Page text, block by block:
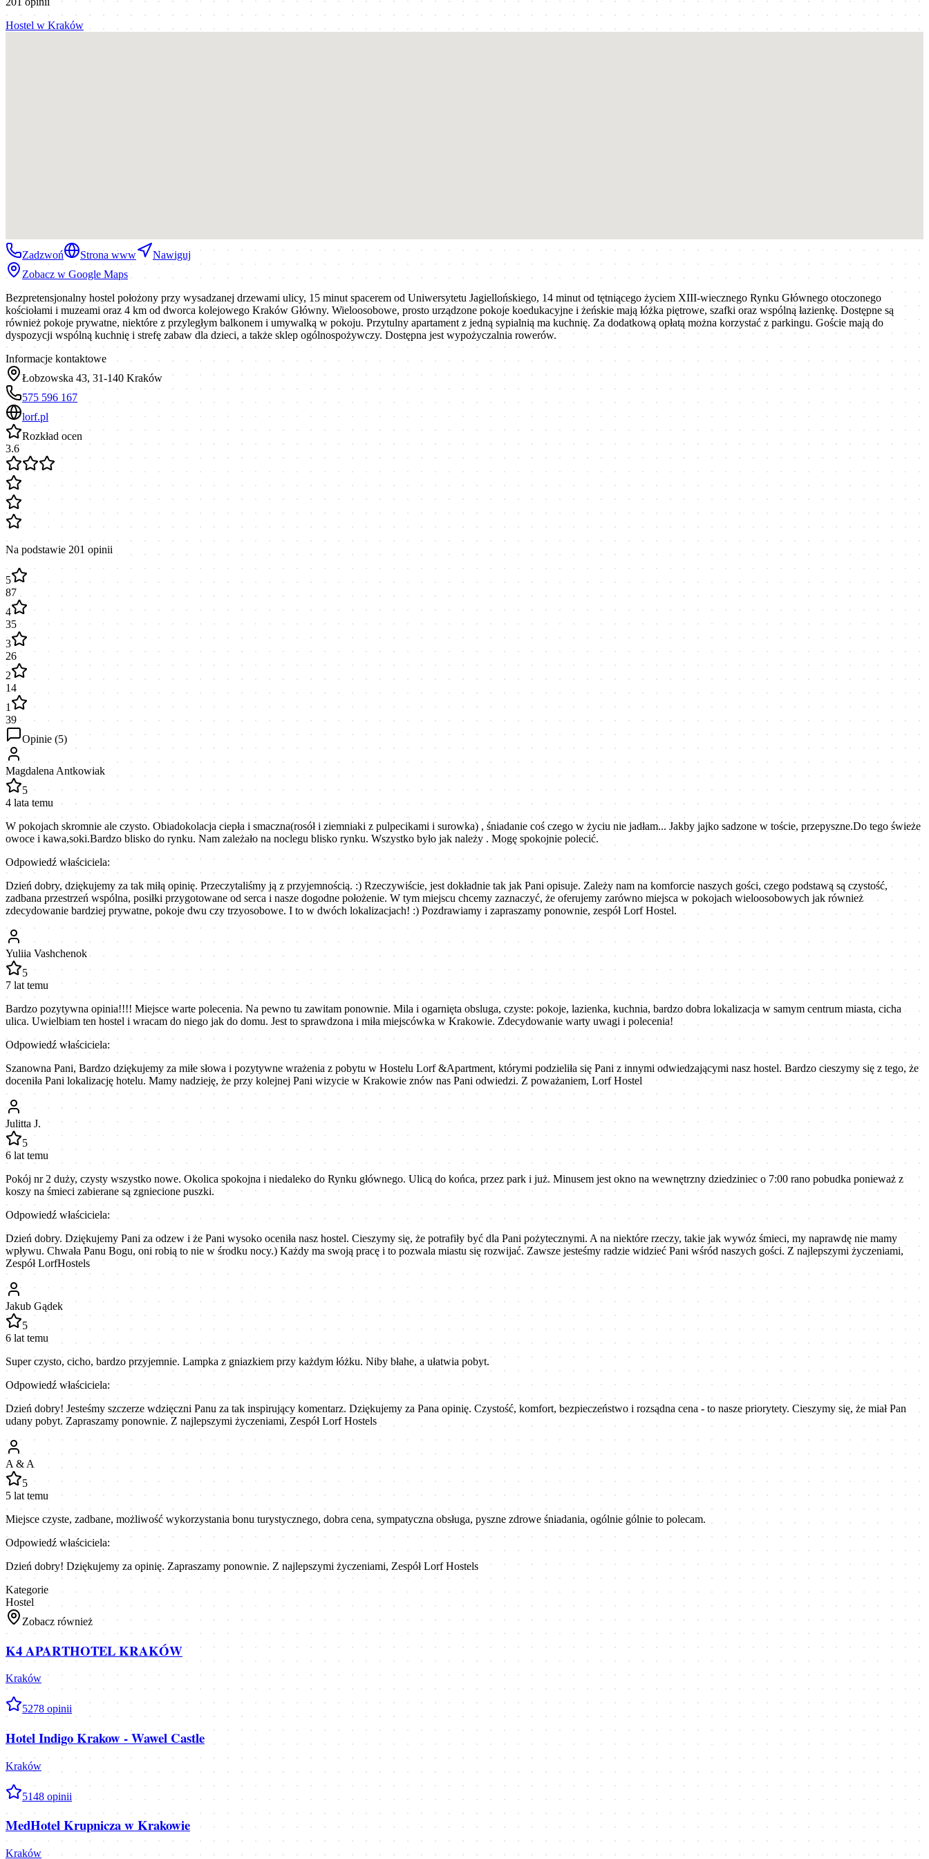
Hostel w Kraków
Zadzwoń Strona www
Nawiguj
Zobacz w Google Maps
Bezpretensjonalny hostel położony przy wysadzanej drzewami ulicy, 15 minut spacerem od Uniwersytetu Jagiellońskiego, 14 minut od tętniącego życiem XIII-wiecznego Rynku Głównego otoczonego
kościołami i muzeami oraz 4 km od dworca kolejowego Kraków Główny. Wieloosobowe, prosto urządzone pokoje koedukacyjne i żeńskie mają łóżka piętrowe, szafki oraz wspólną łazienkę. Dostępne są
również pokoje prywatne, niektóre z przyległym balkonem i umywalką w pokoju. Przytulny apartament z jedną sypialnią ma kuchnię. Za dodatkową opłatą można korzystać z parkingu. Goście mają do
dyspozycji wspólną kuchnię i strefę zabaw dla dzieci, a także sklep ogólnospożywczy. Dostępna jest wypożyczalnia rowerów.
Informacje kontaktowe
Łobzowska 43, 31-140 Kraków
575 596 167
lorf.pl
Rozkład ocen
3.6
Na podstawie 201 opinii
5
87
4
35
3
26
2
14
1
39
Opinie (5)
Magdalena Antkowiak
5
4 lata temu
W pokojach skromnie ale czysto. Obiadokolacja ciepła i smaczna(rosół i ziemniaki z pulpecikami i surowka) , śniadanie coś czego w życiu nie jadłam... Jakby jajko sadzone w toście, przepyszne.Do tego świeże
owoce i kawa,soki.Bardzo blisko do rynku. Nam zależało na noclegu blisko rynku. Wszystko było jak należy . Mogę spokojnie polecić.
Odpowiedź właściciela:
Dzień dobry, dziękujemy za tak miłą opinię. Przeczytaliśmy ją z przyjemnością. :) Rzeczywiście, jest dokładnie tak jak Pani opisuje. Zależy nam na komforcie naszych gości, czego podstawą są czystość,
zadbana przestrzeń wspólna, posiłki przygotowane od serca i nasze dogodne położenie. W tym miejscu chcemy zaznaczyć, że oferujemy zarówno miejsca w pokojach wieloosobowych jak również
zdecydowanie bardziej prywatne, pokoje dwu czy trzyosobowe. I to w dwóch lokalizacjach! :) Pozdrawiamy i zapraszamy ponownie, zespół Lorf Hostel.
Yuliia Vashchenok
5
7 lat temu
Bardzo pozytywna opinia!!!! Miejsce warte polecenia. Na pewno tu zawitam ponownie. Mila i ogarnięta obsluga, czyste: pokoje, lazienka, kuchnia, bardzo dobra lokalizacja w samym centrum miasta, cicha
ulica. Uwielbiam ten hostel i wracam do niego jak do domu. Jest to sprawdzona i miła miejscówka w Krakowie. Zdecydowanie warty uwagi i polecenia!
Odpowiedź właściciela:
Szanowna Pani, Bardzo dziękujemy za miłe słowa i pozytywne wrażenia z pobytu w Hostelu Lorf &Apartment, którymi podzieliła się Pani z innymi odwiedzającymi nasz hostel. Bardzo cieszymy się z tego, że
doceniła Pani lokalizację hotelu. Mamy nadzieję, że przy kolejnej Pani wizycie w Krakowie znów nas Pani odwiedzi. Z poważaniem, Lorf Hostel
Julitta J.
5
6 lat temu
Pokój nr 2 duży, czysty wszystko nowe. Okolica spokojna i niedaleko do Rynku głównego. Ulicą do końca, przez park i już. Minusem jest okno na wewnętrzny dziedziniec o 7:00 rano pobudka ponieważ z
koszy na śmieci zabierane są zgniecione puszki.
Odpowiedź właściciela:
Dzień dobry. Dziękujemy Pani za odzew i że Pani wysoko oceniła nasz hostel. Cieszymy się, że potrafiły być dla Pani pożytecznymi. A na niektóre rzeczy, takie jak wywóz śmieci, my naprawdę nie mamy
wpływu. Chwała Panu Bogu, oni robią to nie w środku nocy.) Każdy ma swoją pracę i to pozwala miastu się rozwijać. Zawsze jesteśmy radzie widzieć Pani wśród naszych gości. Z najlepszymi życzeniami,
Zespół LorfHostels
Jakub Gądek
5
6 lat temu
Super czysto, cicho, bardzo przyjemnie. Lampka z gniazkiem przy każdym łóżku. Niby błahe, a ułatwia pobyt.
Odpowiedź właściciela:
Dzień dobry! Jesteśmy szczerze wdzięczni Panu za tak inspirujący komentarz. Dziękujemy za Pana opinię. Czystość, komfort, bezpieczeństwo i rozsądna cena - to nasze priorytety. Cieszymy się, że miał Pan
udany pobyt. Zapraszamy ponownie. Z najlepszymi życzeniami, Zespół Lorf Hostels
A & A
5
5 lat temu
Miejsce czyste, zadbane, możliwość wykorzystania bonu turystycznego, dobra cena, sympatyczna obsługa, pyszne zdrowe śniadania, ogólnie gólnie to polecam.
Odpowiedź właściciela:
Dzień dobry! Dziękujemy za opinię. Zapraszamy ponownie. Z najlepszymi życzeniami, Zespół Lorf Hostels
Kategorie
Hostel
Zobacz również
K4 APARTHOTEL KRAKÓW
Kraków
5278 opinii
Hotel Indigo Krakow - Wawel Castle
Kraków
5148 opinii
MedHotel Krupnicza w Krakowie
Kraków